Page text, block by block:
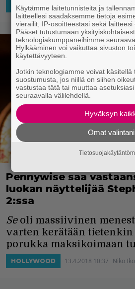
HOLLYWOOD 19.4.2018 14:27 Niko
Pennywise saa
luokan näyttelijää
2:ssa
Seoli massiivinen
varten kerätään tietenkin
porukka maksikoimaan
HOLLYWOOD 13.4.2018 10:37 Niko
Käytämme laitetunnisteita ja
laitteellesi saadaksemme tietoja
vierailit, IP-osoitteestasi sekä laitteesi
Pääset tutustumaan
teknologiakumppaneihimme
Hylkääminen voi vaikuttaa sivuston
käytettävyyteen.
Jotkin teknologiamme voivat käsitellä
suostumusta, jos niillä on siihen
vastustaa tätä tai muuttaa
seuraavalla välilehdellä.
Hyväksyn
Omat valintani